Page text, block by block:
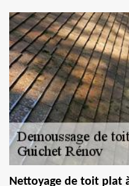
Nettoyage de toit plat